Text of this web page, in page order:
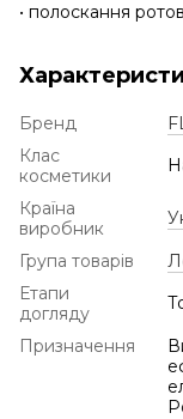
• полоскання
Бренд
Клас
косметики
Країна
виробник
Група товарів
Етапи
догляду
Призначення